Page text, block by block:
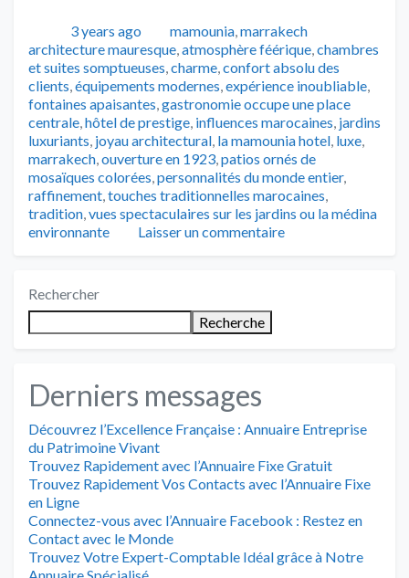
Publié3 years ago Catégories
mamounia,marrakech
architecture mauresque,atmosphère féérique,chambres
et suites somptueuses,charme,confort absolu des
clients,équipements modernes,expérience inoubliable,
fontaines apaisantes,gastronomie occupe une place
centrale,hôtel de prestige, influences marocaines, jardins
luxuriants, joyau architectural, la mamounia hotel, luxe,
marrakech,ouverture en 1923,patios ornés de
mosaïques colorées,personnalités du monde entier,
raffinement,touches traditionnelles marocaines,
tradition,vues spectaculaires sur les jardins ou la médina
environnante
Laisser un commentaire
Rechercher
Recherche
Derniers messages
Découvrez l’Excellence Française : Annuaire Entreprise
du Patrimoine Vivant
Trouvez Rapidement avec l’Annuaire Fixe Gratuit
Trouvez Rapidement Vos Contacts avec l’Annuaire Fixe
en Ligne
Connectez-vous avec l’Annuaire Facebook : Restez en
Contact avec le Monde
Trouvez Votre Expert-Comptable Idéal grâce à Notre